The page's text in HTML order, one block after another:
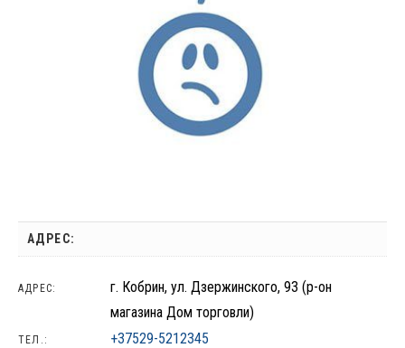
АДРЕС:
АДРЕС:
г. Кобрин, ул. Дзержинского, 93 (р-он
магазина Дом торговли)
ТЕЛ.: +37529-5212345